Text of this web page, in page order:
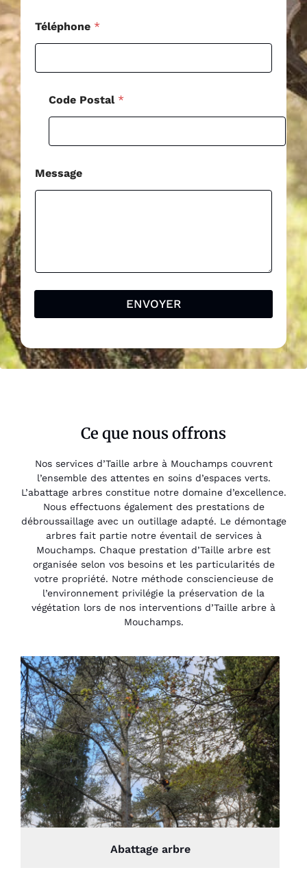
s
Téléphone *
Code Postal *
Message
ENVOYER
Ce que nous offrons
Nos services d’Taille arbre à Mouchamps couvrent
l’ensemble des attentes en soins d’espaces verts.
L’abattage arbres constitue notre domaine d’excellence.
Nous effectuons également des prestations de
débroussaillage avec un outillage adapté. Le démontage
arbres fait partie notre éventail de services à
Mouchamps. Chaque prestation d’Taille arbre est
organisée selon vos besoins et les particularités de
votre propriété. Notre méthode consciencieuse de
l’environnement privilégie la préservation de la
végétation lors de nos interventions d’Taille arbre à
Mouchamps.
Abattage arbre